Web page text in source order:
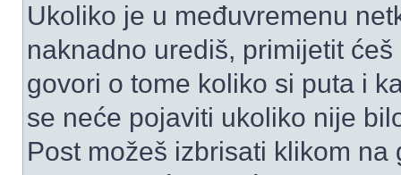
Ukoliko je u međuvremenu
naknadno urediš, primijetit
govori o tome koliko si puta i
se neće pojaviti ukoliko nije
Post možeš izbrisati klikom